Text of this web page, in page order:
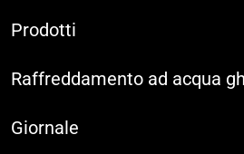
Prodotti
Raffreddamento ad acqua
Giornale